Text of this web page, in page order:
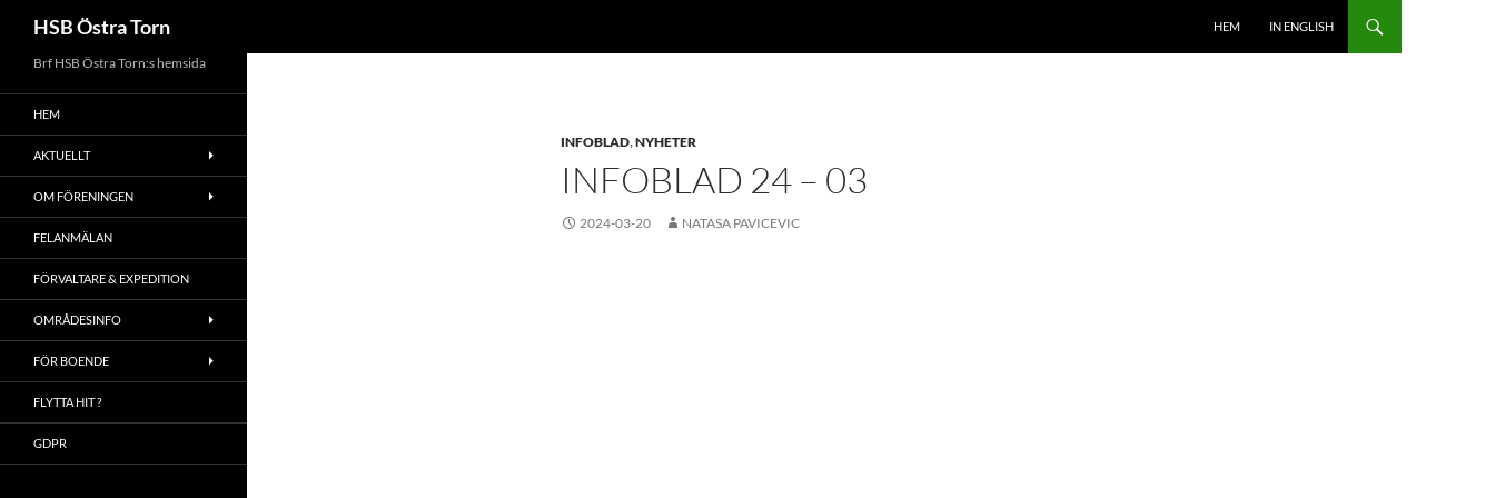
HSB Östra Torn
HEM
IN ENGLISH
INFOBLAD,NYHETER
INFOBLAD 24 – 03
2024-03-20 NATASA PAVICEVIC
Brf HSB Östra Torn:s hemsida
HEM
AKTUELLT
OM FÖRENINGEN
FELANMÄLAN
FÖRVALTARE & EXPEDITION
OMRÅDESINFO
FÖR BOENDE
FLYTTA HIT ?
GDPR